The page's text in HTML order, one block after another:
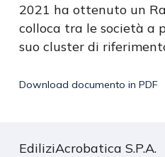
2021 ha ottenuto un
colloca tra le società a
suo cluster di
Download documento in PDF
EdiliziAcrobatica S.P.A.